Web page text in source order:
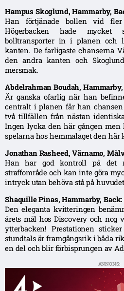
Hampus Skoglund, Hammarby,
Han förtjänade bollen vid
Högerbacken hade
bolltransporter in i planen och
kanten. De farligaste chanserna
den andra kanten och
mersmak.
Abdelrahman Boudah, Hammarby,
Är ganska ofarlig när han
centralt i planen får han
två tillfällen från nästan
Ingen lycka den här gången
spelarna hos hemmalaget den här
Jonathan Rasheed, Värnamo,
Han har god kontroll på det
straffområde och kan inte göra
intryck utan behöva stå på
Shaquille Pinas, Hammarby, Back:
Den eleganta kvitteringen
årets mål hos Discovery och nog
ytterbacken! Prestationen
stundtals är framgångsrik i båda
en del och blir förbisprungen av
ANNONS: